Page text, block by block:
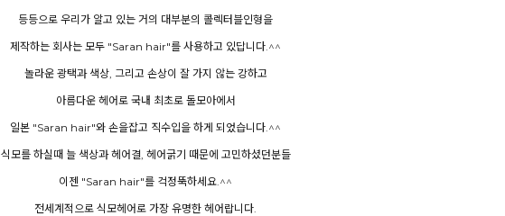
등등으로 우리가 알고 있는 거의 대부분의 콜렉터블인형을
제작하는 회사는 모두 "Saran hair"를 사용하고 있답니다.^^
놀라운 광택과 색상, 그리고 손상이 잘 가지 않는 강하고
아름다운 헤어로 국내 최초로 돌모아에서
일본 "Saran hair"와 손을잡고 직수입을 하게 되었습니다.^^
식모를 하실때 늘 색상과 헤어결, 헤어굵기 때문에 고민하셨던분들
이젠 "Saran hair"를 걱정뚝하세요.^^
전세계적으로 식모헤어로 가장 유명한 헤어랍니다.